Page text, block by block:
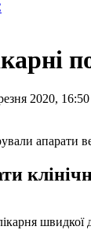
2020, 16:50